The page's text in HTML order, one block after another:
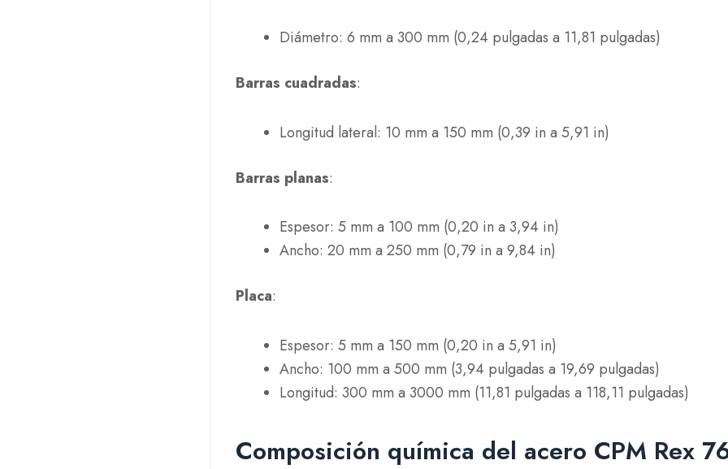
Diámetro: 6 mm a 300 mm (0,24 pulgadas a 11,81 pulgadas)
Barras cuadradas:
Longitud lateral: 10 mm a 150 mm (0,39 in a 5,91 in)
Barras planas:
Espesor: 5 mm a 100 mm (0,20 in a 3,94 in)
Ancho: 20 mm a 250 mm (0,79 in a 9,84 in)
Placa:
Espesor: 5 mm a 150 mm (0,20 in a 5,91 in)
Ancho: 100 mm a 500 mm (3,94 pulgadas a 19,69 pulgadas)
Longitud: 300 mm a 3000 mm (11,81 pulgadas a 118,11 pulgadas)
Composición química del acero CPM Rex